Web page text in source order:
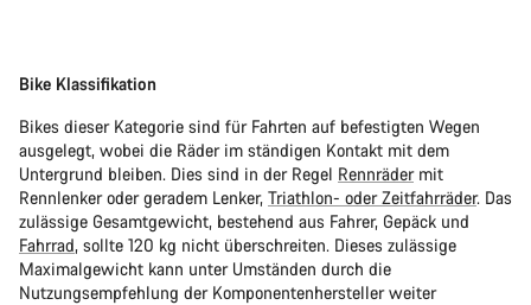
Bike Klassifikation
Bikes dieser Kategorie sind für Fahrten auf befestigten Wegen
ausgelegt, wobei die Räder im ständigen Kontakt mit dem
Untergrund bleiben. Dies sind in der Regel Rennrädermit
Rennlenker oder geradem Lenker, Triathlon- oder Zeitfahrräder. Das
zulässige Gesamtgewicht, bestehend aus Fahrer, Gepäck und
Fahrrad, sollte 120 kg nicht überschreiten. Dieses zulässige
Maximalgewicht kann unter Umständen durch die
Nutzungsempfehlung der Komponentenhersteller weiter